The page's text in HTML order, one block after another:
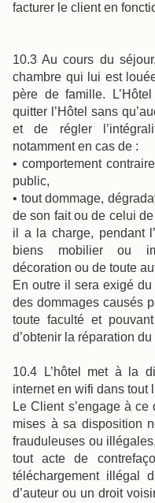
facturer le client en
10.3 Au cours du
chambre qui lui est
père de famille.
quitter l’Hôtel sans
et de régler
notamment en cas de :
• comportement
public,
• tout dommage,
de son fait ou de celui
il a la charge, pendant
biens mobilier ou
décoration ou de toute
En outre il sera exigé
des dommages causés
toute faculté et
d’obtenir la réparation
10.4 L’hôtel met à la
internet en wifi dans tout
Le Client s’engage à
mises à sa disposition
frauduleuses ou
tout acte de
téléchargement illégal
d’auteur ou un droit